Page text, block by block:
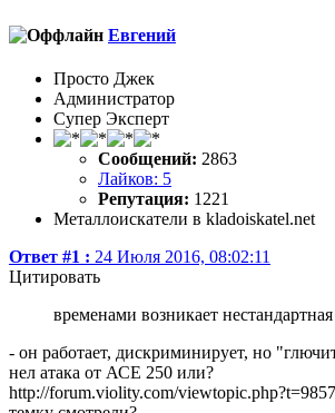
Евгений
Просто Джек
Администратор
Супер Эксперт
Сообщений: 2863
Лайков: 5
Репутация: 1221
Металлоискатели в kladoiskatel.net
Ответ #1 : 24 Июля 2016, 08:02:11
Цитировать
временами возникает нестандартная
- он работает, дискриминирует, но
нел атака от АСЕ 250 или?
http://forum.violity.com/